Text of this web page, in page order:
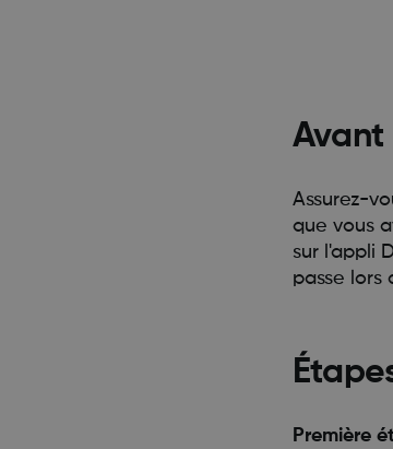
Avant
Assurez-
que vous
sur l'appli
passe lors
Première